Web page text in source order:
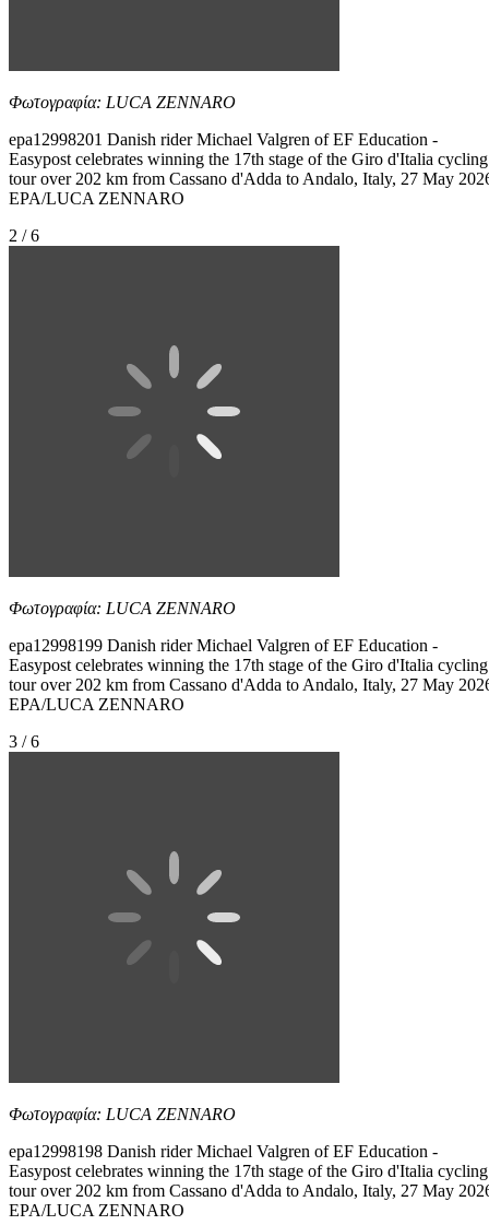
Φωτογραφία: LUCA ZENNARO
epa12998201 Danish rider Michael Valgren of EF Education -
Easypost celebrates winning the 17th stage of the Giro d'Italia cycling
tour over 202 km from Cassano d'Adda to Andalo, Italy, 27 May
EPA/LUCA ZENNARO
2 / 6
Φωτογραφία: LUCA ZENNARO
epa12998199 Danish rider Michael Valgren of EF Education -
Easypost celebrates winning the 17th stage of the Giro d'Italia cycling
tour over 202 km from Cassano d'Adda to Andalo, Italy, 27 May
EPA/LUCA ZENNARO
3 / 6
Φωτογραφία: LUCA ZENNARO
epa12998198 Danish rider Michael Valgren of EF Education -
Easypost celebrates winning the 17th stage of the Giro d'Italia cycling
tour over 202 km from Cassano d'Adda to Andalo, Italy, 27 May
EPA/LUCA ZENNARO